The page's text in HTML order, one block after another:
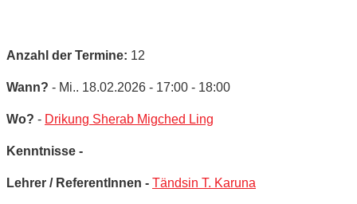
Anzahl der Termine: 12
Wann? - Mi.. 18.02.2026 - 17:00 - 18:00
Wo? - Drikung Sherab Migched Ling
Kenntnisse -
Lehrer / ReferentInnen - Tändsin T. Karuna